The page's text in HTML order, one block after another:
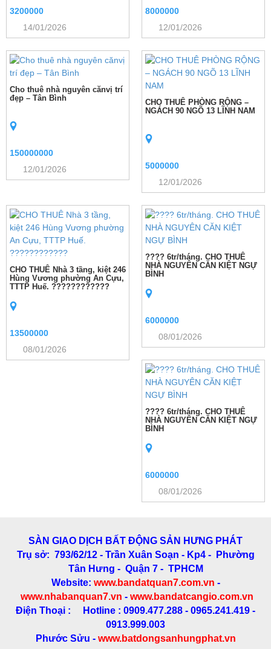
3200000
14/01/2026
8000000
12/01/2026
Cho thuê nhà nguyên cănvị trí
đẹp – Tân Bình
150000000
12/01/2026
CHO THUÊ PHÒNG RỘNG –
NGÁCH 90 NGÕ 13 LĨNH NAM
5000000
12/01/2026
CHO THUÊ Nhà 3 tầng, kiệt 246
Hùng Vương phường An Cựu,
TTTP Huế. ????????????
13500000
08/01/2026
???? 6tr/tháng. CHO THUÊ
NHÀ NGUYÊN CĂN KIỆT NGỰ
BÌNH
6000000
08/01/2026
???? 6tr/tháng. CHO THUÊ
NHÀ NGUYÊN CĂN KIỆT NGỰ
BÌNH
6000000
08/01/2026
SÀN GIAO DỊCH BẤT ĐỘNG SẢN HƯNG PHÁT
Trụ sở: 793/62/12 - Trần Xuân Soạn - Kp4 - Phường
Tân Hưng - Quận 7 - TPHCM
Website: www.bandatquan7.com.vn -
www.nhabanquan7.vn - www.bandatcangio.com.vn
Điện Thoại : Hotline : 0909.477.288 - 0965.241.419 -
0913.999.003
Phước Sửu - www.batdongsanhungphat.vn